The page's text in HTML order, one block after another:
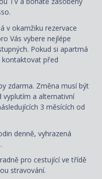
v okamžiku rezervace
Vás vybere nejlépe
Pokud si apartmá
před
zdarma. Změna musí být
vyplutím a alternativní
3 měsících od
denně, vyhrazená
pro cestující ve třídě
stravování.